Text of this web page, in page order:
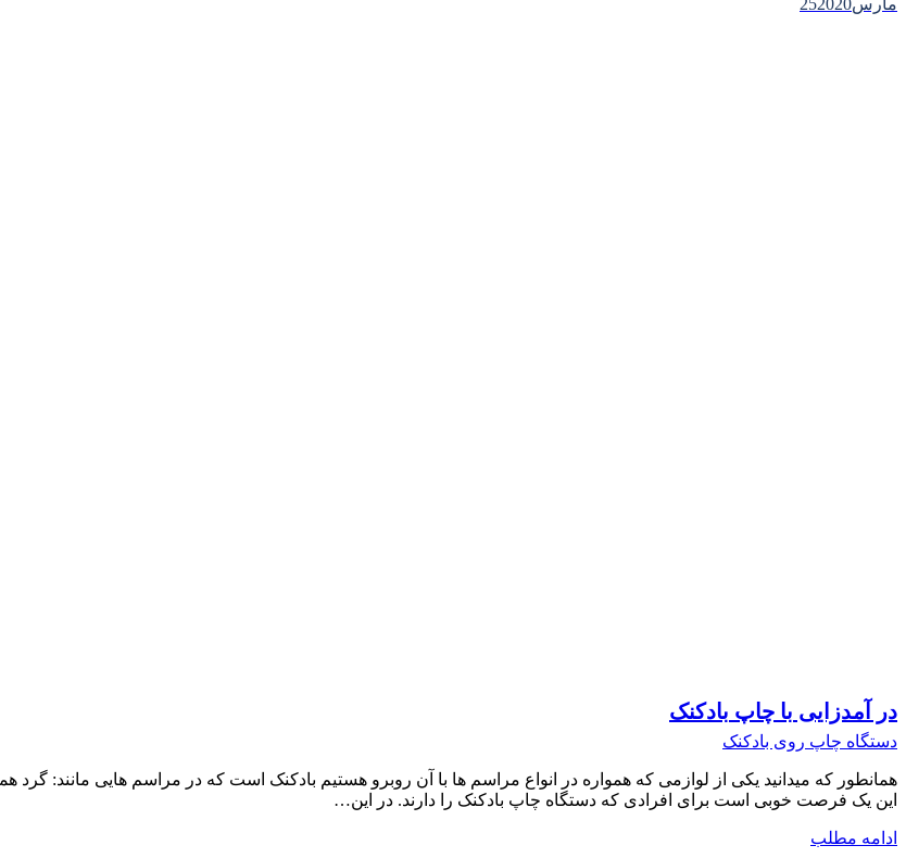
در آمدزایی با چاپ بادکنک
دستگاه چاپ روی بادکنک
همانطور که میدانید یکی از لوازمی که همواره در انواع مراسم ها با آن روبرو هستیم بادکنک است که در مراسم هایی مانند:
این یک فرصت خوبی است برای افرادی که دستگاه چاپ بادکنک را دارند. در این…
ادامه مطلب